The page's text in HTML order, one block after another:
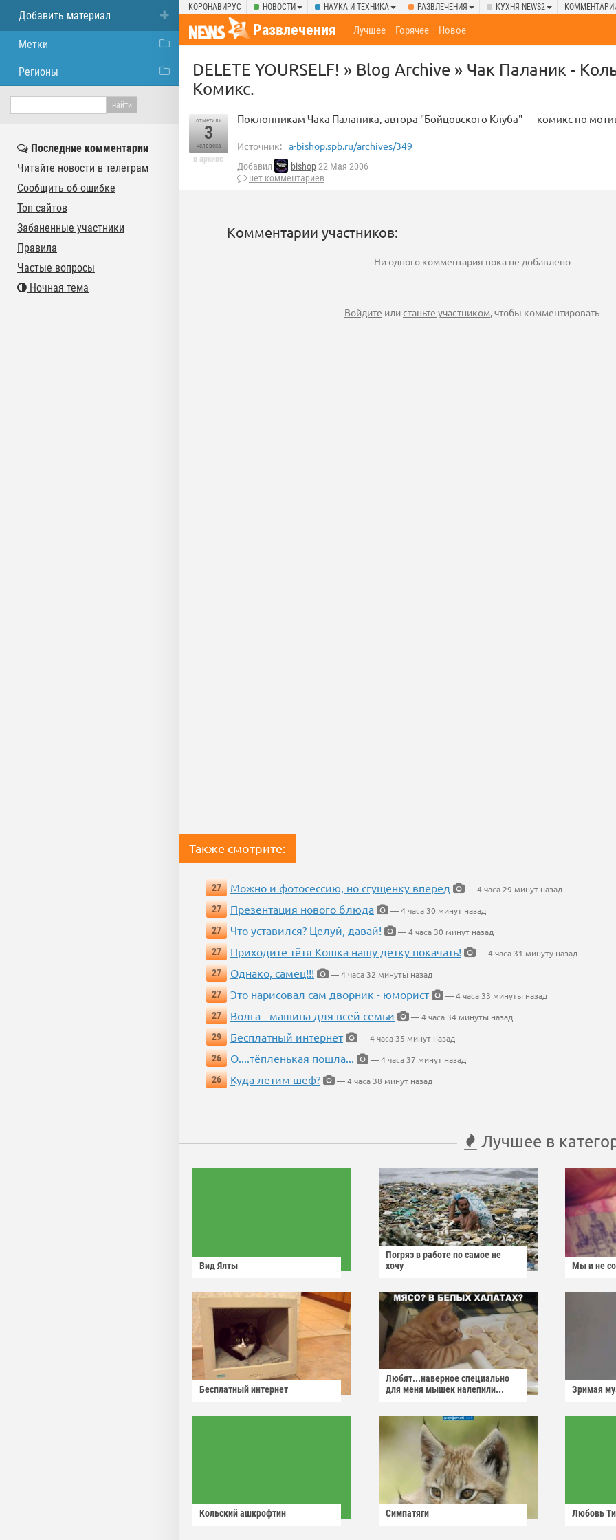
КОРОНАВИРУС НОВОСТИ НАУКА И ТЕХНИКА РАЗВЛЕЧЕНИЯ КУХНЯ NEWS2
Развлечения Лучшее Горячее Новое
DELETE YOURSELF! » Blog Archive » Чак Паланик -
Комикс.
отметили
3
человека
в архиве
Поклонникам Чака Паланика, автора "Бойцовского Клуба" — комикс по
Источник: a-bishop.spb.ru/archives/349
Добавил bishop22 Мая 2006
нет комментариев
Комментарии участников:
Ни одного комментария пока не добавлено
Войдите илистаньте участником, чтобы комментировать
Также смотрите:
27 Можно и фотосессию, но сгущенку вперед
— 4 часа 29 минут назад
27
Презентация нового блюда
— 4 часа 30 минут назад
27
Что уставился? Целуй, давай!
— 4 часа 30 минут назад
27
Приходите тётя Кошка нашу детку покачать!
— 4 часа 31 минуту назад
27
Однако, самец!!!
— 4 часа 32 минуты назад
27
Это нарисовал сам дворник - юморист
— 4 часа 33 минуты назад
27
Волга - машина для всей семьи
— 4 часа 34 минуты назад
29
Бесплатный интернет
— 4 часа 35 минут назад
26
О....тёпленькая пошла...
— 4 часа 37 минут назад
26
Куда летим шеф? — 4 часа 38 минут назад
Лучшее в
Вид Ялты
Погряз в работе по самое не
хочу
Мы и не
Бесплатный интернет
Любят...наверное специально
для меня мышек налепили...
Зримая
Кольский ашкрофтин Симпатяги Любовь
Добавить материал
Метки
Регионы
Последние комментарии
Читайте новости в телеграм
Сообщить об ошибке
Топ сайтов
Забаненные участники
Правила
Частые вопросы
Ночная тема